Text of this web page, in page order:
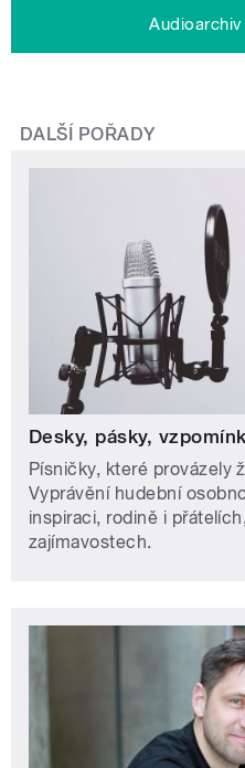
DALŠÍ POŘADY
Desky, pásky,
Písničky, které provázely
Vyprávění hudební
inspiraci, rodině i
zajímavostech.